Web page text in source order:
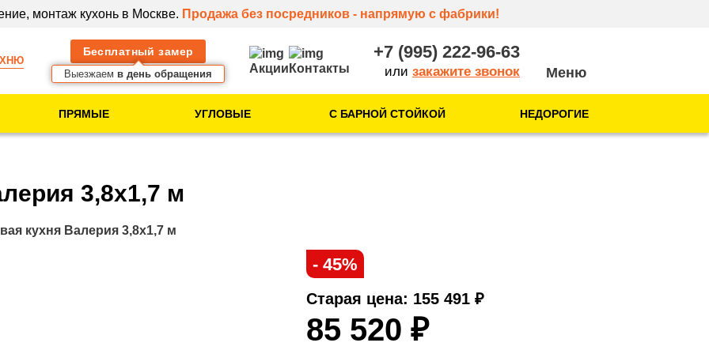
Бесплатный замер
Выезжаем в день обращения Акции Контакты
+7 (995) 222-96-63
или закажите звонок
ПРЯМЫЕ УГЛОВЫЕ С БАРНОЙ СТОЙКОЙ НЕДОРОГИЕ
Тип помещения
Кухня в 5-этажке
Кухня в 9-этажке
О нас
монтаж кухонь в Москве. Продажа без посредников - напрямую с фабрики!
3,8х1,7 м
кухня Валерия 3,8х1,7 м
- 45%
85 520 ₽
Старая цена: 155 491 ₽